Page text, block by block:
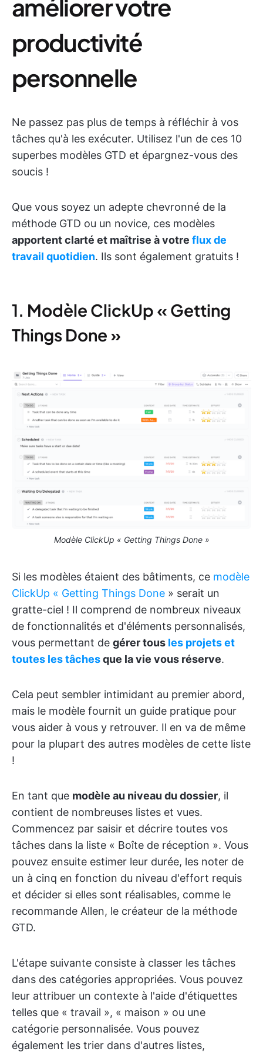
améliorer votre
productivité
personnelle
Ne passez pas plus de temps à réfléchir à vos
tâches qu'à les exécuter. Utilisez l'un de ces 10
superbes modèles GTD et épargnez-vous des
soucis !
Que vous soyez un adepte chevronné de la
méthode GTD ou un novice, ces modèles
apportent clarté et maîtrise à votre flux de
travail quotidien. Ils sont également gratuits !
1. Modèle ClickUp « Getting
Things Done »
Modèle ClickUp « Getting Things Done »
Si les modèles étaient des bâtiments, ce modèle
ClickUp « Getting Things Done » serait un
gratte-ciel ! Il comprend de nombreux niveaux
de fonctionnalités et d'éléments personnalisés,
vous permettant de gérer tous les projets et
toutes les tâchesque la vie vous réserve.
Cela peut sembler intimidant au premier abord,
mais le modèle fournit un guide pratique pour
vous aider à vous y retrouver. Il en va de même
pour la plupart des autres modèles de cette liste
!
En tant que modèle au niveau du dossier, il
contient de nombreuses listes et vues.
Commencez par saisir et décrire toutes vos
tâches dans la liste « Boîte de réception ». Vous
pouvez ensuite estimer leur durée, les noter de
un à cinq en fonction du niveau d'effort requis
et décider si elles sont réalisables, comme le
recommande Allen, le créateur de la méthode
GTD.
L'étape suivante consiste à classer les tâches
dans des catégories appropriées. Vous pouvez
leur attribuer un contexte à l'aide d'étiquettes
telles que « travail », « maison » ou une
catégorie personnalisée. Vous pouvez
également les trier dans d'autres listes,